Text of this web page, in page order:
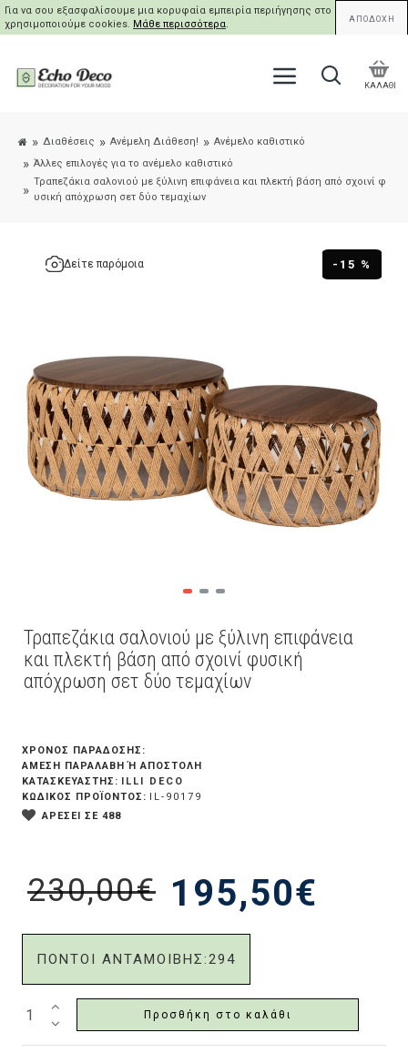
Για να σου εξασφαλίσουμε μια κορυφαία εμπειρία περιήγησης στο site μας,
χρησιμοποιούμε cookies. Μάθε περισσότερα. ΑΠΟΔΟΧΗ
ΚΑΛΑΘΙ
Διαθέσεις Ανέμελη Διάθεση!
Ανέμελο καθιστικό
Άλλες επιλογές για το ανέμελο καθιστικό
Τραπεζάκια σαλονιού με ξύλινη επιφάνεια και πλεκτή βάση από σχοινί φ
υσική απόχρωση σετ δύο τεμαχίων
-15 %
Δείτε παρόμοια
Τραπεζάκια σαλονιού με ξύλινη επιφάνεια
και πλεκτή βάση από σχοινί φυσική
απόχρωση σετ δύο τεμαχίων
195,50€
230,00€
ΠΟΝΤΟΙ ΑΝΤΑΜΟΙΒΗΣ:294
ΧΡΟΝΟΣ ΠΑΡΑΔΟΣΗΣ:
ΆΜΕΣΗ ΠΑΡΑΛΑΒΉ Ή ΑΠΟΣΤΟΛΉ
ΚΑΤΑΣΚΕΥΑΣΤΗΣ: ILLI DECO
ΚΩΔΙΚΟΣ ΠΡΟΪΟΝΤΟΣ: IL-90179
ΑΡΕΣΕΙ ΣΕ 488
Προσθήκη στο καλάθι